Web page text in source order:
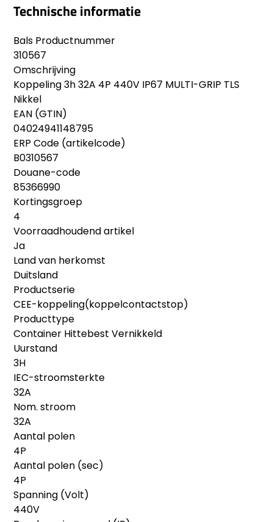
Technische informatie
Bals Productnummer
310567
Omschrijving
Koppeling 3h 32A 4P 440V IP67 MULTI-GRIP TLS
Nikkel
EAN (GTIN)
04024941148795
ERP Code (artikelcode)
B0310567
Douane-code
85366990
Kortingsgroep
4
Voorraadhoudend artikel
Ja
Land van herkomst
Duitsland
Productserie
CEE-koppeling(koppelcontactstop)
Producttype
Container Hittebest Vernikkeld
Uurstand
3H
IEC-stroomsterkte
32A
Nom. stroom
32A
Aantal polen
4P
Aantal polen (sec)
4P
Spanning (Volt)
440V